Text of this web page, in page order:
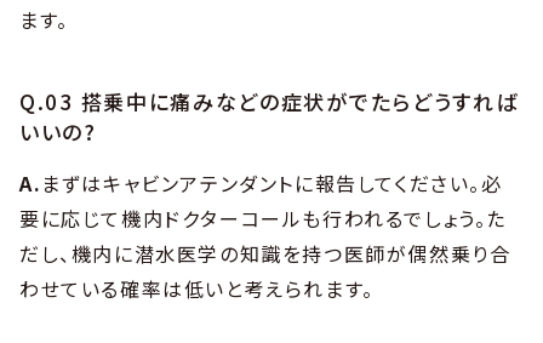
ます。
Q.03 搭乗中に痛みなどの症状がでたらどうすれば
いいの?
A. まずはキャビンアテンダントに報告してください。必
要に応じて機内ドクターコールも行われるでしょう。た
だし、機内に潜水医学の知識を持つ医師が偶然乗り合
わせている確率は低いと考えられます。